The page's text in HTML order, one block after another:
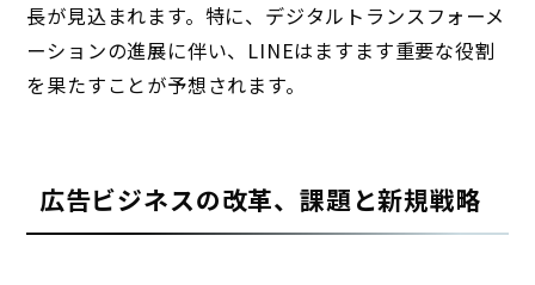
長が見込まれます。特に、デジタルトランスフォーメ
ーションの進展に伴い、LINEはますます重要な役割
を果たすことが予想されます。
広告ビジネスの改革、課題と新規戦略